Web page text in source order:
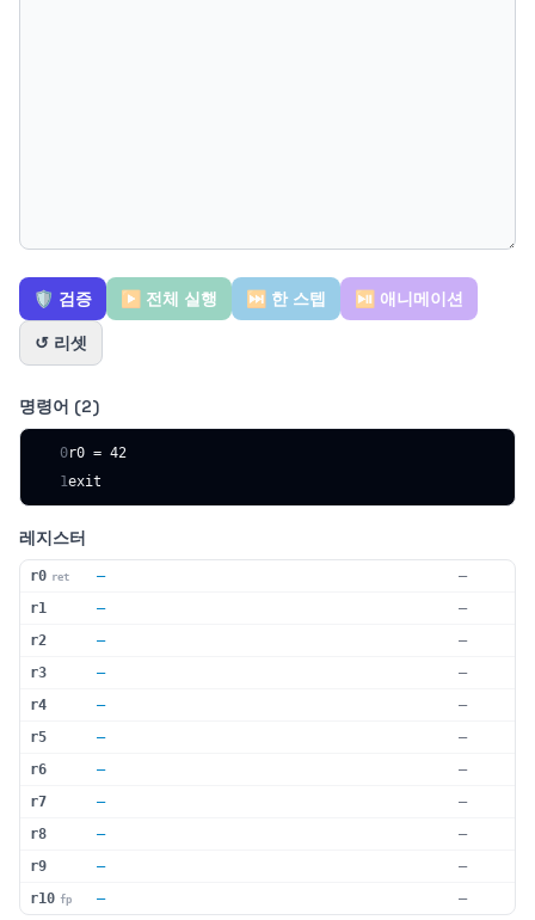
🛡️ 검증 ▶ 전체 실행 ⏭ 한 스텝 ⏯ 애니메이션
↺ 리셋
명령어 (2)
0r0 = 42
1exit
레지스터
r0 ret —
—
r1
—
—
r2
—
—
r3
—
—
r4
—
—
r5
—
—
r6
—
—
r7
—
—
r8
—
—
r9
—
—
r10 fp — —